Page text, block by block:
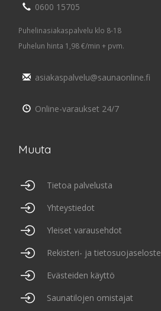
0600 15705
Puhelinasiakaspalvelu klo 8-18
Puhelun hinta 1,98 €/min + pvm.
asiakaspalvelu@saunaonline.fi
Online-varaukset 24/7
Muuta
Tietoa palvelusta
Yhteystiedot
Yleiset varausehdot
Rekisteri- ja tietosuojaseloste
Evästeiden käyttö
Saunatilojen omistajat